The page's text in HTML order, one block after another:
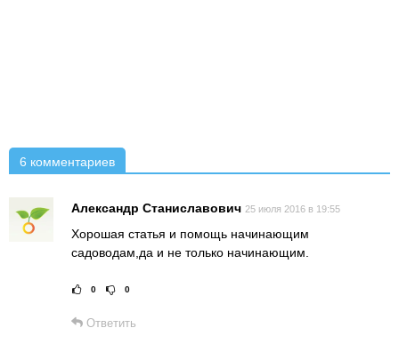
6 комментариев
Александр Станиславович 25 июля 2016 в 19:55
Хорошая статья и помощь начинающим
садоводам,да и не только начинающим.
Рейтинг статьи:
0 0
Ответить